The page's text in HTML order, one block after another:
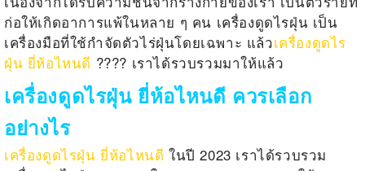
ก่อให้เกิดอาการแพ้ในหลาย ๆ คน เครื่องดูดไรฝุ่น เป็น
เครื่องมือที่ใช้กำจัดตัวไร่ฝุ่นโดยเฉพาะ แล้วเครื่องดูดไร
ฝุ่น ยี่ห้อไหนดี ???? เราได้รวบรวมมาให้แล้ว
เครื่องดูดไรฝุ่น ยี่ห้อไหนดี ควรเลือก
อย่างไร
เครื่องดูดไรฝุ่น ยี่ห้อไหนดี ในปี 2023 เราได้รวบรวม